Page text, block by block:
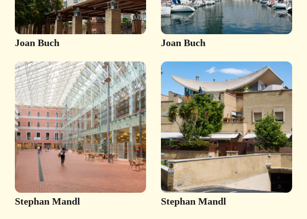
Joan Buch Joan Buch
Stephan Mandl Stephan Mandl